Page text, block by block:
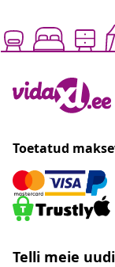
Toetatud
Telli meie